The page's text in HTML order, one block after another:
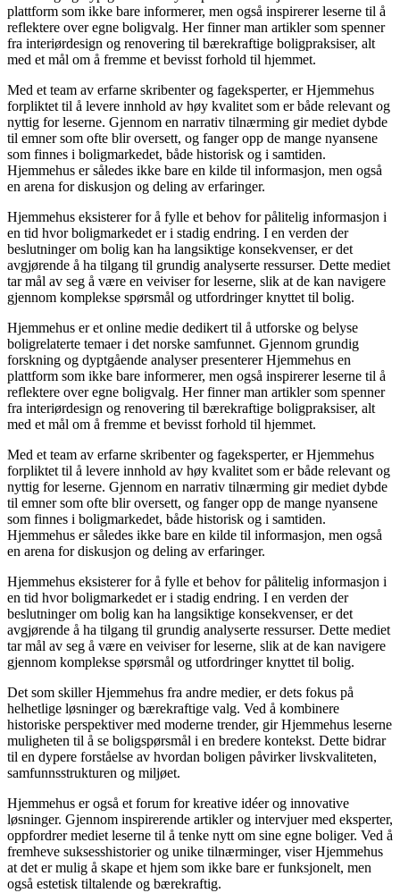
plattform som ikke bare informerer, men også inspirerer leserne til å
reflektere over egne boligvalg. Her finner man artikler som spenner
fra interiørdesign og renovering til bærekraftige boligpraksiser, alt
med et mål om å fremme et bevisst forhold til hjemmet.
Med et team av erfarne skribenter og fageksperter, er Hjemmehus
forpliktet til å levere innhold av høy kvalitet som er både relevant og
nyttig for leserne. Gjennom en narrativ tilnærming gir mediet dybde
til emner som ofte blir oversett, og fanger opp de mange nyansene
som finnes i boligmarkedet, både historisk og i samtiden.
Hjemmehus er således ikke bare en kilde til informasjon, men også
en arena for diskusjon og deling av erfaringer.
Hjemmehus eksisterer for å fylle et behov for pålitelig informasjon i
en tid hvor boligmarkedet er i stadig endring. I en verden der
beslutninger om bolig kan ha langsiktige konsekvenser, er det
avgjørende å ha tilgang til grundig analyserte ressurser. Dette mediet
tar mål av seg å være en veiviser for leserne, slik at de kan navigere
gjennom komplekse spørsmål og utfordringer knyttet til bolig.
Hjemmehus er et online medie dedikert til å utforske og belyse
boligrelaterte temaer i det norske samfunnet. Gjennom grundig
forskning og dyptgående analyser presenterer Hjemmehus en
plattform som ikke bare informerer, men også inspirerer leserne til å
reflektere over egne boligvalg. Her finner man artikler som spenner
fra interiørdesign og renovering til bærekraftige boligpraksiser, alt
med et mål om å fremme et bevisst forhold til hjemmet.
Med et team av erfarne skribenter og fageksperter, er Hjemmehus
forpliktet til å levere innhold av høy kvalitet som er både relevant og
nyttig for leserne. Gjennom en narrativ tilnærming gir mediet dybde
til emner som ofte blir oversett, og fanger opp de mange nyansene
som finnes i boligmarkedet, både historisk og i samtiden.
Hjemmehus er således ikke bare en kilde til informasjon, men også
en arena for diskusjon og deling av erfaringer.
Hjemmehus eksisterer for å fylle et behov for pålitelig informasjon i
en tid hvor boligmarkedet er i stadig endring. I en verden der
beslutninger om bolig kan ha langsiktige konsekvenser, er det
avgjørende å ha tilgang til grundig analyserte ressurser. Dette mediet
tar mål av seg å være en veiviser for leserne, slik at de kan navigere
gjennom komplekse spørsmål og utfordringer knyttet til bolig.
Det som skiller Hjemmehus fra andre medier, er dets fokus på
helhetlige løsninger og bærekraftige valg. Ved å kombinere
historiske perspektiver med moderne trender, gir Hjemmehus leserne
muligheten til å se boligspørsmål i en bredere kontekst. Dette bidrar
til en dypere forståelse av hvordan boligen påvirker livskvaliteten,
samfunnsstrukturen og miljøet.
Hjemmehus er også et forum for kreative idéer og innovative
løsninger. Gjennom inspirerende artikler og intervjuer med eksperter,
oppfordrer mediet leserne til å tenke nytt om sine egne boliger. Ved å
fremheve suksesshistorier og unike tilnærminger, viser Hjemmehus
at det er mulig å skape et hjem som ikke bare er funksjonelt, men
også estetisk tiltalende og bærekraftig.